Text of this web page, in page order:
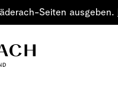
Seiten ausgeben.